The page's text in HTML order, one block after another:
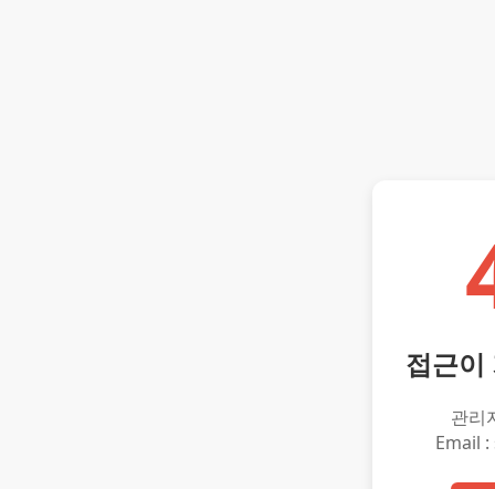
접근이
관리
Email